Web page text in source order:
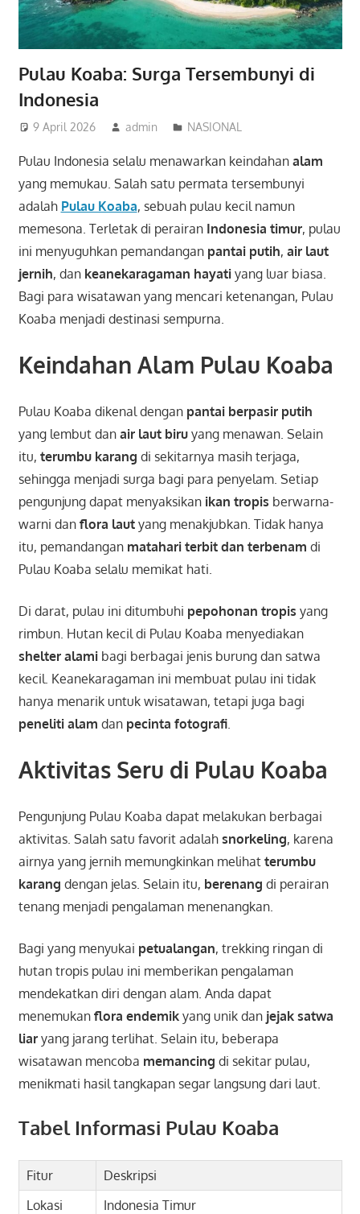
Pulau Koaba: Surga Tersembunyi di
Indonesia
9 April 2026 admin NASIONAL
Pulau Indonesia selalu menawarkan keindahan alam
yang memukau. Salah satu permata tersembunyi
adalah Pulau Koaba, sebuah pulau kecil namun
memesona. Terletak di perairan Indonesia timur, pulau
ini menyuguhkan pemandangan pantai putih, air laut
jernih, dan keanekaragaman hayatiyang luar biasa.
Bagi para wisatawan yang mencari ketenangan, Pulau
Koaba menjadi destinasi sempurna.
Keindahan Alam Pulau Koaba
Pulau Koaba dikenal dengan pantai berpasir putih
yang lembut dan air laut biruyang menawan. Selain
itu, terumbu karang di sekitarnya masih terjaga,
sehingga menjadi surga bagi para penyelam. Setiap
pengunjung dapat menyaksikan ikan tropis berwarna-
warni dan flora lautyang menakjubkan. Tidak hanya
itu, pemandangan matahari terbit dan terbenam di
Pulau Koaba selalu memikat hati.
Di darat, pulau ini ditumbuhi pepohonan tropis yang
rimbun. Hutan kecil di Pulau Koaba menyediakan
shelter alamibagi berbagai jenis burung dan satwa
kecil. Keanekaragaman ini membuat pulau ini tidak
hanya menarik untuk wisatawan, tetapi juga bagi
peneliti alam dan pecinta fotografi.
Aktivitas Seru di Pulau Koaba
Pengunjung Pulau Koaba dapat melakukan berbagai
aktivitas. Salah satu favorit adalah snorkeling, karena
airnya yang jernih memungkinkan melihat terumbu
karang dengan jelas. Selain itu, berenang di perairan
tenang menjadi pengalaman menenangkan.
Bagi yang menyukai petualangan, trekking ringan di
hutan tropis pulau ini memberikan pengalaman
mendekatkan diri dengan alam. Anda dapat
menemukan flora endemikyang unik dan jejak satwa
liaryang jarang terlihat. Selain itu, beberapa
wisatawan mencoba memancing di sekitar pulau,
menikmati hasil tangkapan segar langsung dari laut.
Tabel Informasi Pulau Koaba
Fitur
Deskripsi
Lokasi
Indonesia Timur